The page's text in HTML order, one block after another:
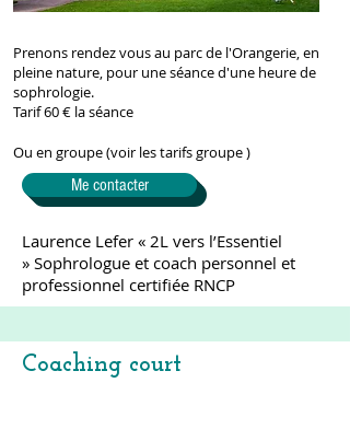
Prenons rendez vous au parc de l'Orangerie, en
pleine nature, pour une séance d'une heure de
sophrologie.
Tarif 60 € la séance
Ou en groupe (voir les tarifs groupe )
Me contacter
Laurence Lefer « 2L vers l’Essentiel
» Sophrologue et coach personnel et
professionnel certifiée RNCP
Coaching court